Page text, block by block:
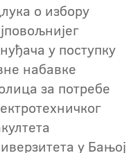
о избору
у поступку
набавке
за потребе
у Бањој